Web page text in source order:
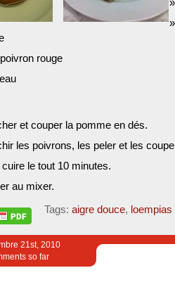
rouge
et couper la pomme en dés.
les poivrons, les peler et les
cuire le tout 10 minutes.
au mixer.
Tags: aigre douce, loempias
21st, 2010
so far